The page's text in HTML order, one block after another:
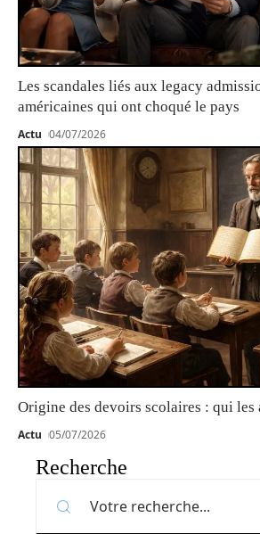
Les scandales liés aux legacy
américaines qui ont choqué le pays
Actu 04/07/2026
Origine des devoirs scolaires : qui les
Actu 05/07/2026
Recherche